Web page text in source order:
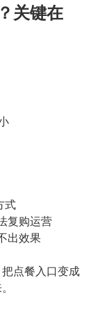
关键在
式
复购运营
出效果
点餐入口变成